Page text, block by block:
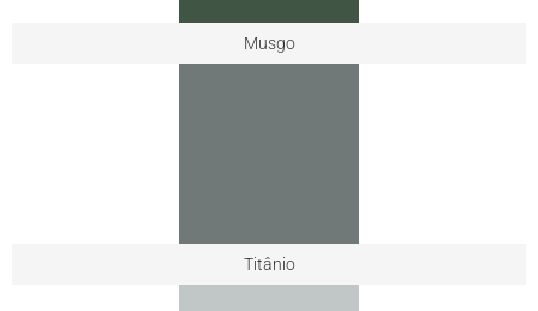
Musgo
Titânio